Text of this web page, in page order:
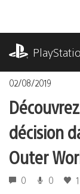
contenu
02/08/2019
décision
Outer
0 0 1